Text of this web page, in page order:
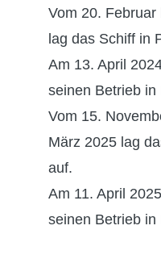
Vom 20.
lag das Schiff in
Am 13. April
seinen Betrieb in
Vom 15.
März 2025 lag
auf.
Am 11. April
seinen Betrieb in